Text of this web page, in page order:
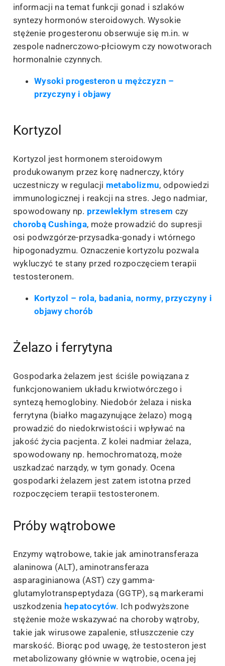
informacji na temat funkcji gonad i szlaków
syntezy hormonów steroidowych. Wysokie
stężenie progesteronu obserwuje się m.in. w
zespole nadnerczowo-płciowym czy nowotworach
hormonalnie czynnych.
Wysoki progesteron u mężczyzn –
przyczyny i objawy
Kortyzol
Kortyzol jest hormonem steroidowym
produkowanym przez korę nadnerczy, który
uczestniczy w regulacji metabolizmu, odpowiedzi
immunologicznej i reakcji na stres. Jego nadmiar,
spowodowany np. przewlekłym stresem czy
chorobą Cushinga, może prowadzić do supresji
osi podwzgórze-przysadka-gonady i wtórnego
hipogonadyzmu. Oznaczenie kortyzolu pozwala
wykluczyć te stany przed rozpoczęciem terapii
testosteronem.
Kortyzol – rola, badania, normy, przyczyny i
objawy chorób
Żelazo i ferrytyna
Gospodarka żelazem jest ściśle powiązana z
funkcjonowaniem układu krwiotwórczego i
syntezą hemoglobiny. Niedobór żelaza i niska
ferrytyna (białko magazynujące żelazo) mogą
prowadzić do niedokrwistości i wpływać na
jakość życia pacjenta. Z kolei nadmiar żelaza,
spowodowany np. hemochromatozą, może
uszkadzać narządy, w tym gonady. Ocena
gospodarki żelazem jest zatem istotna przed
rozpoczęciem terapii testosteronem.
Próby wątrobowe
Enzymy wątrobowe, takie jak aminotransferaza
alaninowa (ALT), aminotransferaza
asparaginianowa (AST) czy gamma-
glutamylotranspeptydaza (GGTP), są markerami
uszkodzenia hepatocytów. Ich podwyższone
stężenie może wskazywać na choroby wątroby,
takie jak wirusowe zapalenie, stłuszczenie czy
marskość. Biorąc pod uwagę, że testosteron jest
metabolizowany głównie w wątrobie, ocena jej